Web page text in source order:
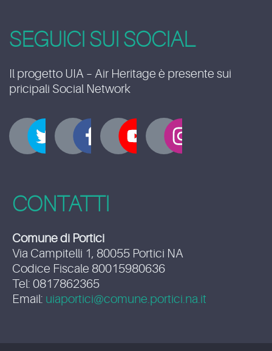
SEGUICI SUI SOCIAL
Il progetto UIA – Air Heritage è presente sui
pricipali Social Network
CONTATTI
Comune di Portici
Via Campitelli 1, 80055 Portici NA
Codice Fiscale 80015980636
Tel: 0817862365
Email: uiaportici@comune.portici.na.it